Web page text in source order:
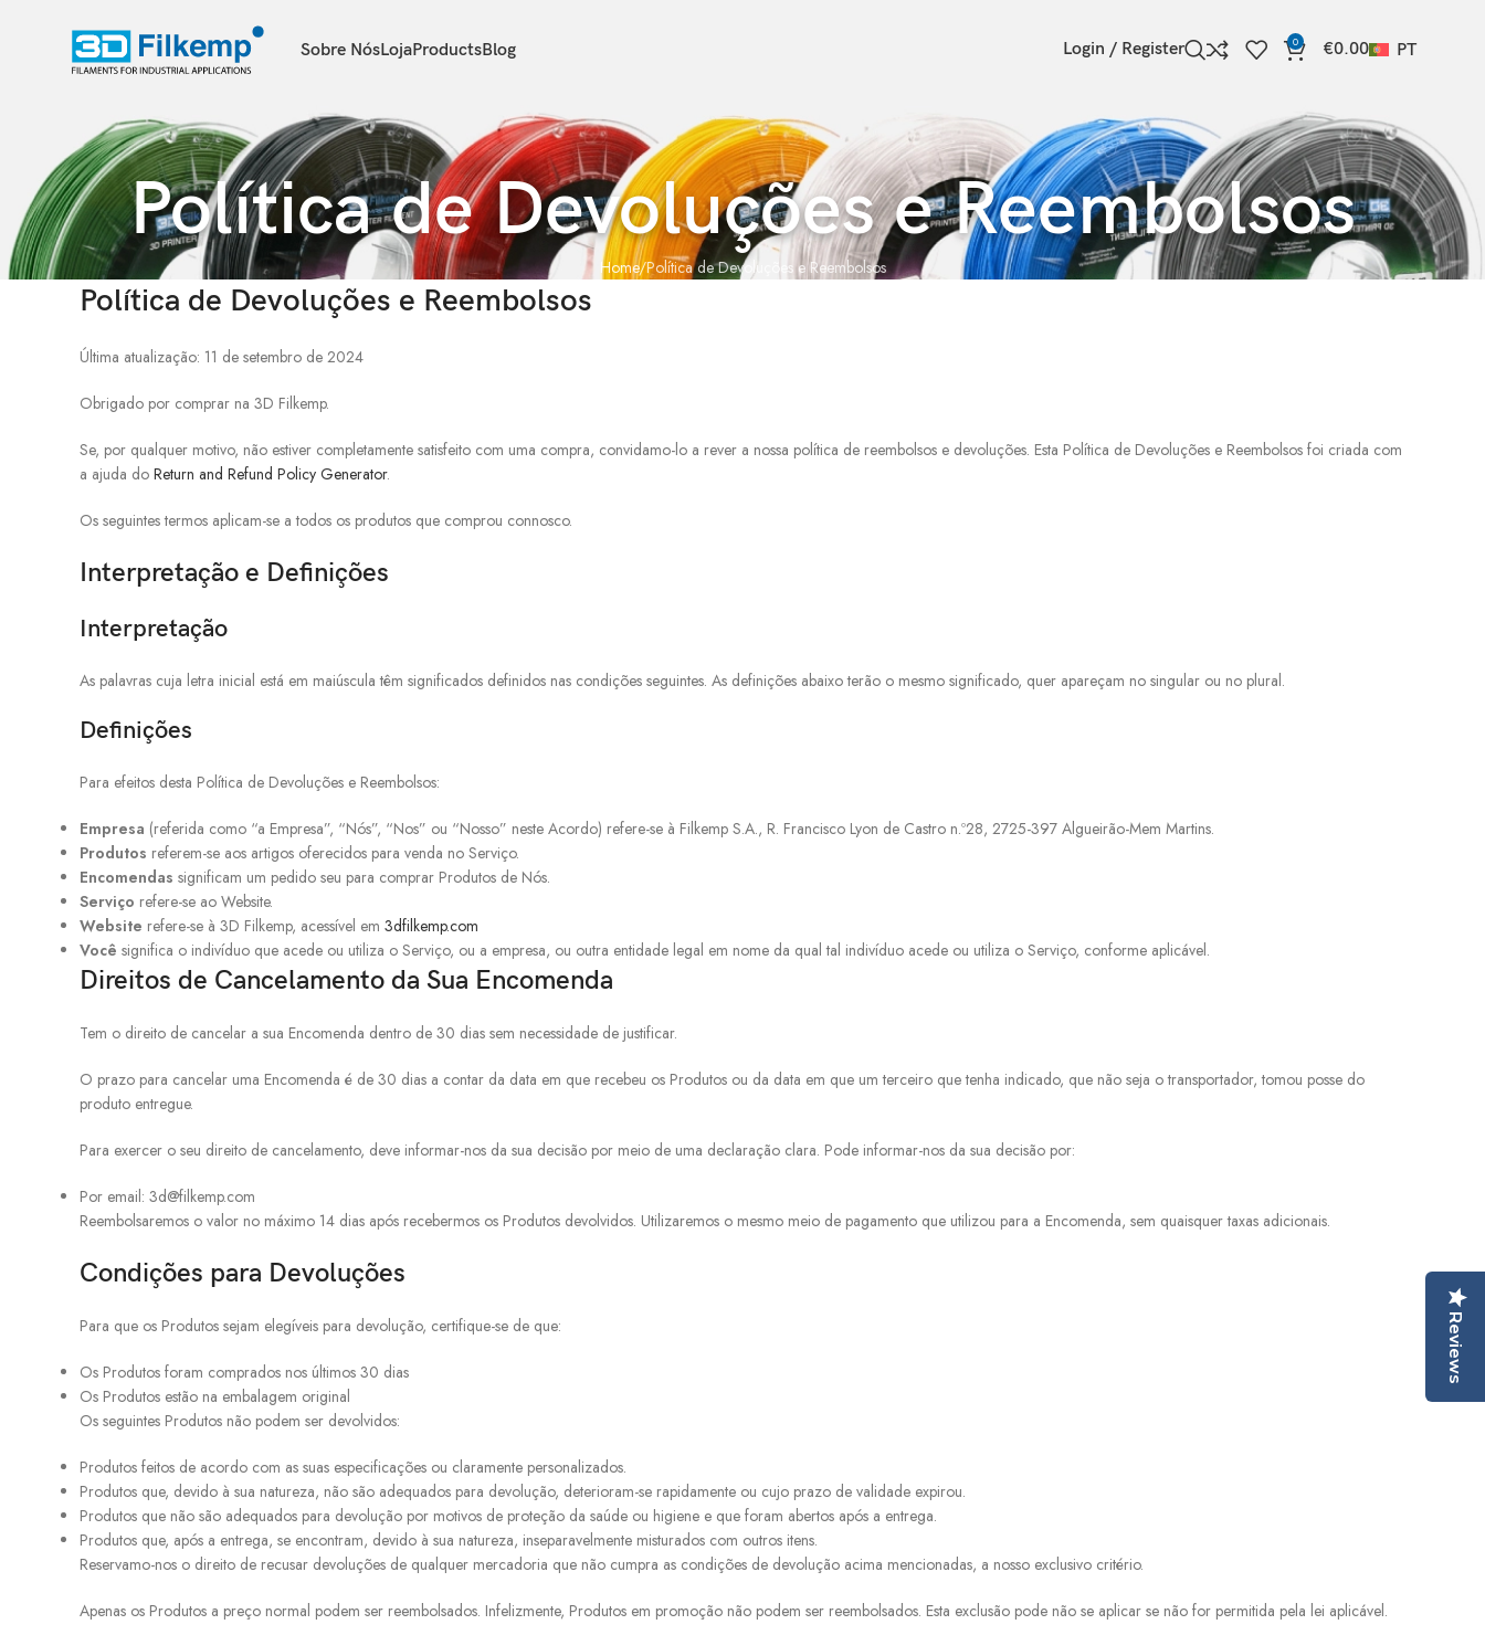
Reviews
Sobre NósLojaProductsBlog Login / Register 0 €0.00 PT
Política de Devoluções e Reembolsos
Home Política de Devoluções e Reembolsos
Política de Devoluções e Reembolsos
Última atualização: 11 de setembro de 2024
Obrigado por comprar na 3D Filkemp.
Se, por qualquer motivo, não estiver completamente satisfeito com uma compra, convidamo-lo a rever a nossa política de reembolsos e devoluções. Esta Política de Devoluções e Reembolsos foi criada com
a ajuda do Return and Refund Policy Generator.
Os seguintes termos aplicam-se a todos os produtos que comprou connosco.
Interpretação e Definições
Interpretação
As palavras cuja letra inicial está em maiúscula têm significados definidos nas condições seguintes. As definições abaixo terão o mesmo significado, quer apareçam no singular ou no plural.
Definições
Para efeitos desta Política de Devoluções e Reembolsos:
Empresa (referida como “a Empresa”, “Nós”, “Nos” ou “Nosso” neste Acordo) refere-se à Filkemp S.A., R. Francisco Lyon de Castro n.º28, 2725-397 Algueirão-Mem Martins.
Produtos referem-se aos artigos oferecidos para venda no Serviço.
Encomendas significam um pedido seu para comprar Produtos de Nós.
Serviço refere-se ao Website.
Website refere-se à 3D Filkemp, acessível em 3dfilkemp.com
Você significa o indivíduo que acede ou utiliza o Serviço, ou a empresa, ou outra entidade legal em nome da qual tal indivíduo acede ou utiliza o Serviço, conforme aplicável.
Direitos de Cancelamento da Sua Encomenda
Tem o direito de cancelar a sua Encomenda dentro de 30 dias sem necessidade de justificar.
O prazo para cancelar uma Encomenda é de 30 dias a contar da data em que recebeu os Produtos ou da data em que um terceiro que tenha indicado, que não seja o transportador, tomou posse do
produto entregue.
Para exercer o seu direito de cancelamento, deve informar-nos da sua decisão por meio de uma declaração clara. Pode informar-nos da sua decisão por:
Por email: 3d@filkemp.com
Reembolsaremos o valor no máximo 14 dias após recebermos os Produtos devolvidos. Utilizaremos o mesmo meio de pagamento que utilizou para a Encomenda, sem quaisquer taxas adicionais.
Condições para Devoluções
Para que os Produtos sejam elegíveis para devolução, certifique-se de que:
Os Produtos foram comprados nos últimos 30 dias
Os Produtos estão na embalagem original
Os seguintes Produtos não podem ser devolvidos:
Produtos feitos de acordo com as suas especificações ou claramente personalizados.
Produtos que, devido à sua natureza, não são adequados para devolução, deterioram-se rapidamente ou cujo prazo de validade expirou.
Produtos que não são adequados para devolução por motivos de proteção da saúde ou higiene e que foram abertos após a entrega.
Produtos que, após a entrega, se encontram, devido à sua natureza, inseparavelmente misturados com outros itens.
Reservamo-nos o direito de recusar devoluções de qualquer mercadoria que não cumpra as condições de devolução acima mencionadas, a nosso exclusivo critério.
Apenas os Produtos a preço normal podem ser reembolsados. Infelizmente, Produtos em promoção não podem ser reembolsados. Esta exclusão pode não se aplicar se não for permitida pela lei aplicável.